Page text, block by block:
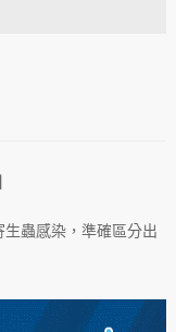
蟲感染，準確區分出